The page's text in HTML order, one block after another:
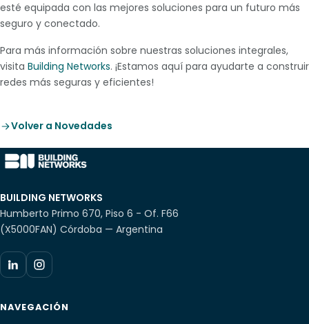
esté equipada con las mejores soluciones para un futuro más
seguro y conectado.
Para más información sobre nuestras soluciones integrales,
visita Building Networks. ¡Estamos aquí para ayudarte a construir
redes más seguras y eficientes!
Volver a Novedades
BUILDING NETWORKS
Humberto Primo 670, Piso 6 - Of. F66
(X5000FAN) Córdoba — Argentina
NAVEGACIÓN